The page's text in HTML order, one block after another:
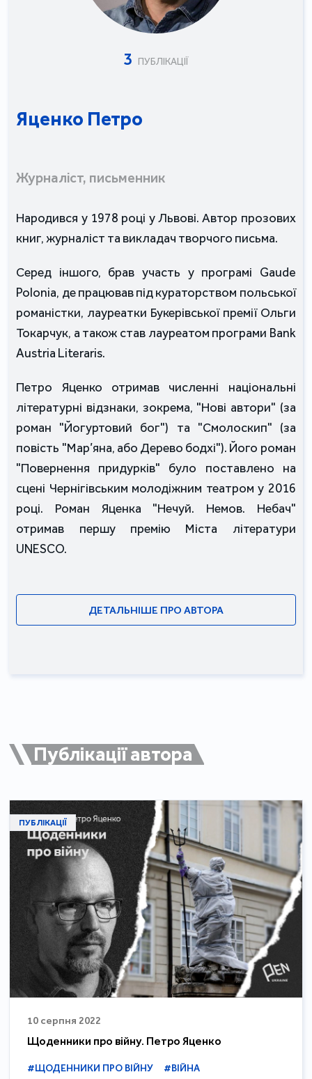
Яценко Петро
Журналіст, письменник
Народився у 1978 році у Львові. Автор прозових
книг, журналіст та викладач творчого письма.
Серед іншого, брав участь у програмі Gaude
Polonia, де працював під кураторством польської
романістки, лауреатки Букерівської премії Ольги
Токарчук, а також став лауреатом програми Bank
Austria Literaris.
Петро Яценко отримав численні національні
літературні відзнаки, зокрема, "Нові автори" (за
роман "Йогуртовий бог") та "Смолоскип" (за
повість "Мар’яна, або Дерево бодхі"). Його роман
"Повернення придурків" було поставлено на
сцені Чернігівським молодіжним театром у 2016
році. Роман Яценка "Нечуй. Немов. Небач"
отримав першу премію Міста літератури
UNESCO.
ДЕТАЛЬНІШЕ ПРО АВТОРА
3 ПУБЛІКАЦІЇ
Публікації автора
ПУБЛІКАЦІЇ
10 серпня 2022
Щоденники про війну. Петро Яценко
#ЩОДЕННИКИ ПРО ВІЙНУ #ВІЙНА